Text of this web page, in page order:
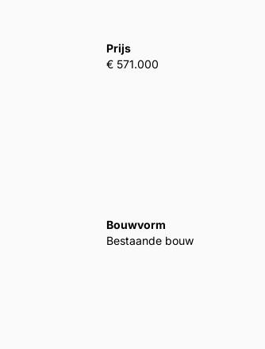
Prijs
€ 571.000
Bouwvorm
Bestaande bouw